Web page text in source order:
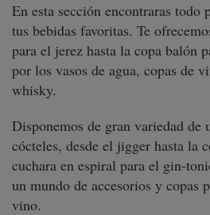
En esta sección encontraras todo
tus bebidas favoritas. Te
para el jerez hasta la copa balón
por los vasos de agua, copas de
whisky.
Disponemos de gran variedad de
cócteles, desde el jigger hasta la
cuchara en espiral para el gin-
un mundo de accesorios y copas
vino.